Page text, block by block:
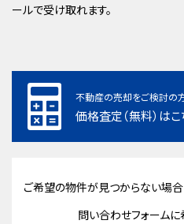
ールで受け取れます。
不動産の売却をご検討の
価格査定（無料）はこ
ご希望の物件が見つからない場合は
問い合わせフォーム